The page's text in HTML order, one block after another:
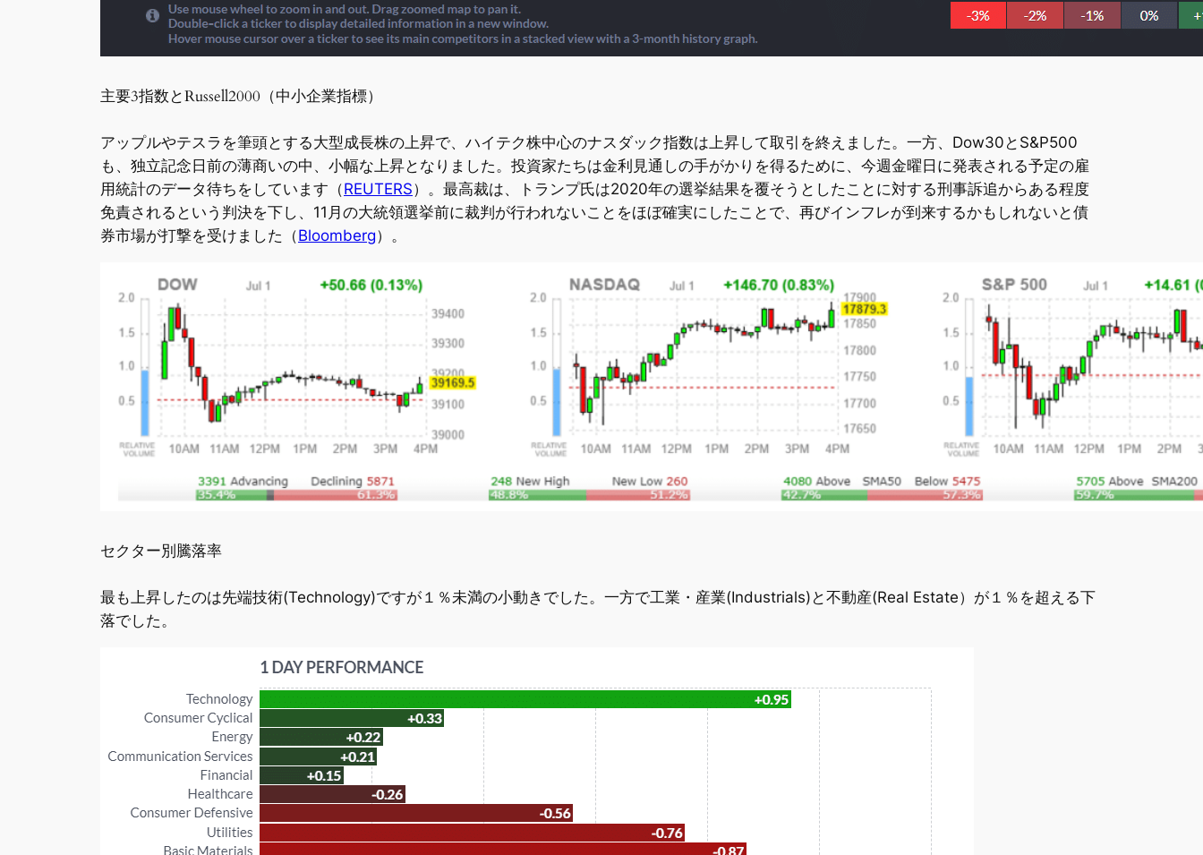
主要3指数とRussell2000（中小企業指標）
アップルやテスラを筆頭とする大型成長株の上昇で、ハイテク株中心のナスダック指数は上昇して取引を終えました。一方、Dow30とS&P500
も、独立記念日前の薄商いの中、小幅な上昇となりました。投資家たちは金利見通しの手がかりを得るために、今週金曜日に発表される予定の雇
用統計のデータ待ちをしています（REUTERS）。最高裁は、トランプ氏は2020年の選挙結果を覆そうとしたことに対する刑事訴追からある程度
免責されるという判決を下し、11月の大統領選挙前に裁判が行われないことをほぼ確実にしたことで、再びインフレが到来するかもしれないと債
券市場が打撃を受けました（Bloomberg）。
セクター別騰落率
最も上昇したのは先端技術(Technology)ですが１％未満の小動きでした。一方で工業・産業(Industrials)と不動産(Real Estate）が１％を超える下
落でした。